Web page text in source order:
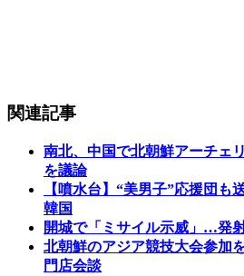
関連記事
南北、中国で北朝鮮アーチェ
を議論
【噴水台】“美男子”応援団も
韓国
開城で「ミサイル示威」…発
北朝鮮のアジア競技大会参加
門店会談